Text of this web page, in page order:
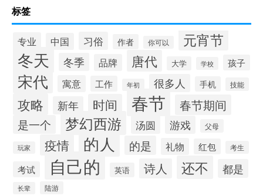
标签
专业 中国 习俗 作者 你可以 元宵节
冬天 冬季 品牌 唐代 大学 学校 孩子
宋代 寓意 工作 年初 很多人 手机 技能
攻略 新年 时间 春节 春节期间
是一个 梦幻西游 汤圆 游戏 父母
玩家 疫情 的人 的是 礼物 红包 考生
考试 自己的 英语 诗人 还不 都是
长辈 陆游